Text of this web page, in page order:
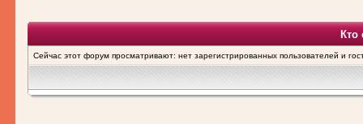
Кто
Сейчас этот форум просматривают: нет зарегистрированных пользователей и